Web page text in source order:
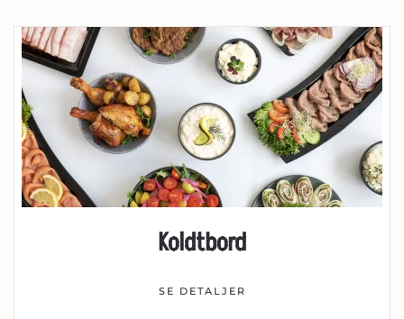
Koldtbord
SE DETALJER